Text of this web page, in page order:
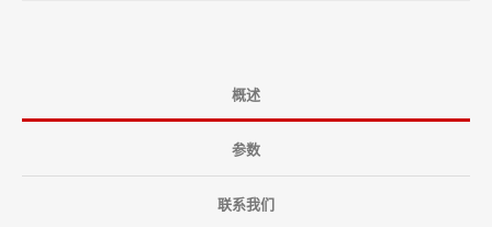
概述
参数
联系我们